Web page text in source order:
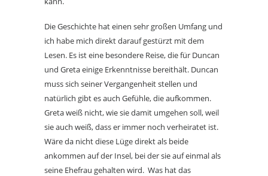
Die Geschichte hat einen sehr großen Umfang und
ich habe mich direkt darauf gestürzt mit dem
Lesen. Es ist eine besondere Reise, die für Duncan
und Greta einige Erkenntnisse bereithält. Duncan
muss sich seiner Vergangenheit stellen und
natürlich gibt es auch Gefühle, die aufkommen.
Greta weiß nicht, wie sie damit umgehen soll, weil
sie auch weiß, dass er immer noch verheiratet ist.
Wäre da nicht diese Lüge direkt als beide
ankommen auf der Insel, bei der sie auf einmal als
seine Ehefrau gehalten wird. Was hat das